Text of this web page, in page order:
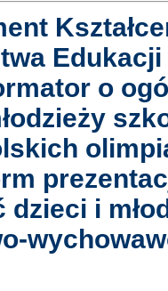
Edukacji
o
dzieci i